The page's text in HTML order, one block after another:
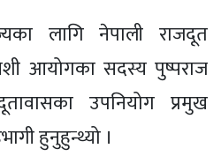
लागि नेपाली राजदूत
आयोगका सदस्य पुष्पराज
उपनियोग प्रमुख
हुनुहुन्थ्यो ।